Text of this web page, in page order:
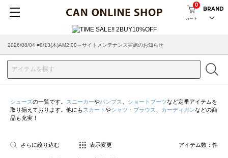
カート
0
BRAND
2026/08/04 ■8/13(木)AM2:00～サイトメンテナンス実施のお知らせ
シューズの一覧です。 スニーカーやパンプス ショートブーツなど定番アイテムを
取り揃えております。他にも スカート やシャツ・ブラウス カーディガンなどの商
品も充実！
さらに絞り込む 表示変更 アイテム数： 件